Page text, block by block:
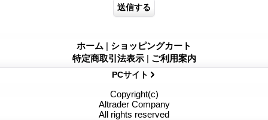
ホーム | ショッピングカート
特定商取引法表示 | ご利用案内
PCサイト
Copyright(c)
Altrader Company
All rights reserved